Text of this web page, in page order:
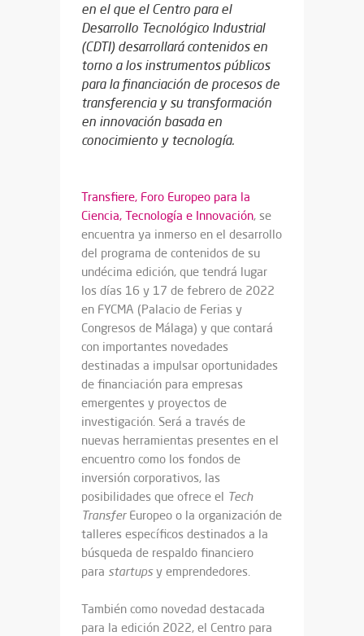
en el que el Centro para el
Desarrollo Tecnológico Industrial
(CDTI) desarrollará contenidos en
torno a los instrumentos públicos
para la financiación de procesos de
transferencia y su transformación
en innovación basada en
conocimiento y tecnología.
Transfiere, Foro Europeo para la
Ciencia, Tecnología e Innovación, se
encuentra ya inmerso en el desarrollo
del programa de contenidos de su
undécima edición, que tendrá lugar
los días 16 y 17 de febrero de 2022
en FYCMA (Palacio de Ferias y
Congresos de Málaga) y que contará
con importantes novedades
destinadas a impulsar oportunidades
de financiación para empresas
emergentes y proyectos de
investigación. Será a través de
nuevas herramientas presentes en el
encuentro como los fondos de
inversión corporativos, las
posibilidades que ofrece el Tech
TransferEuropeo o la organización de
talleres específicos destinados a la
búsqueda de respaldo financiero
para startupsy emprendedores.
También como novedad destacada
para la edición 2022, el Centro para